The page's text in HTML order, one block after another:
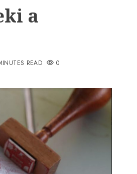
a
READ 0